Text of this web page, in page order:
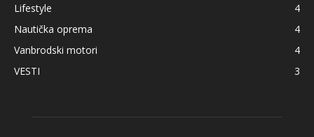
Lifestyle
4
Nautička oprema
4
Vanbrodski motori
4
VESTI
3